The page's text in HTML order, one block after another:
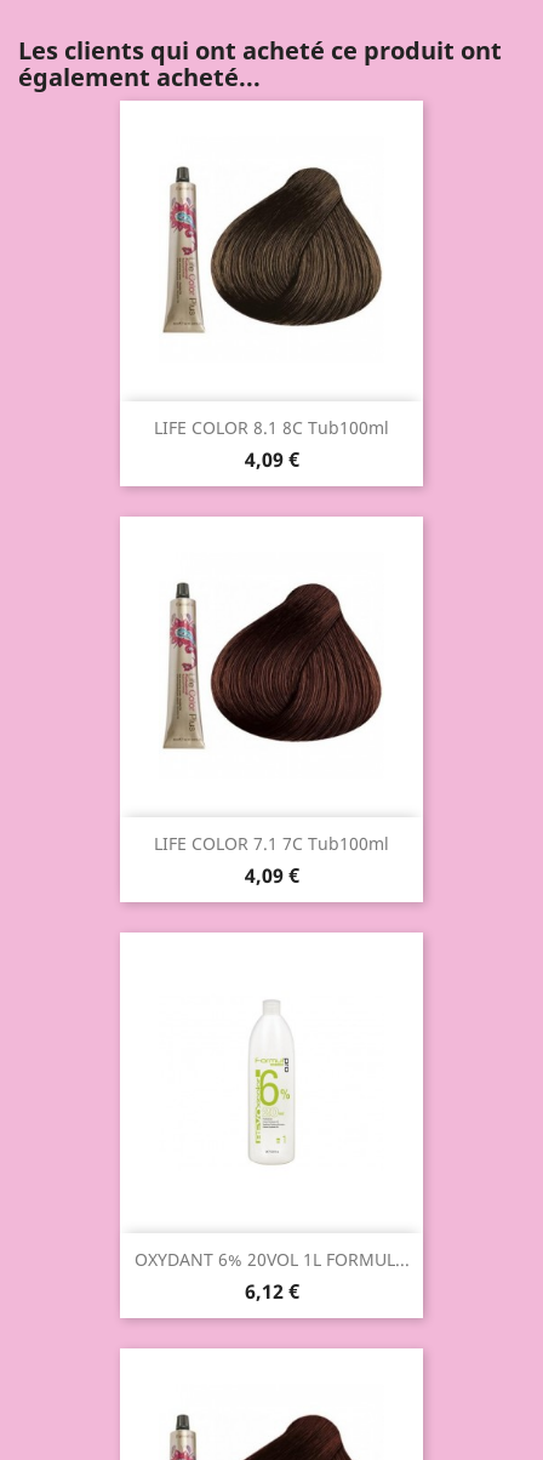
Les clients qui ont acheté ce produit ont
également acheté...
LIFE COLOR 8.1 8C Tub100ml
4,09 €
LIFE COLOR 7.1 7C Tub100ml
4,09 €
OXYDANT 6% 20VOL 1L FORMUL...
6,12 €